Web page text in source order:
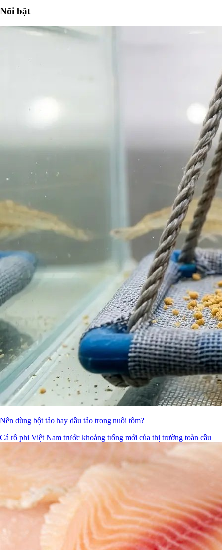
Nổi bật
Nên dùng bột tảo hay dầu tảo trong nuôi tôm?
Cá rô phi Việt Nam trước khoảng trống mới của thị trường toàn cầu